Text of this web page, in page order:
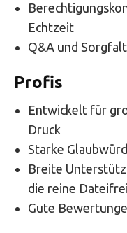
Echtzeit
Q&A und
Profis
Entwickelt für
Druck
Starke
Breite
die reine
Gute